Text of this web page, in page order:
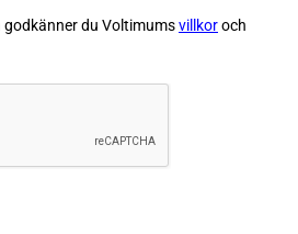
du Voltimumsvillkoroch